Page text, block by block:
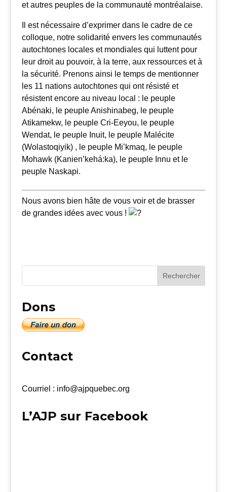
et autres peuples de la communauté montréalaise.
Il est nécessaire d’exprimer dans le cadre de ce
colloque, notre solidarité envers les communautés
autochtones locales et mondiales qui luttent pour
leur droit au pouvoir, à la terre, aux ressources et à
la sécurité. Prenons ainsi le temps de mentionner
les 11 nations autochtones qui ont résisté et
résistent encore au niveau local : le peuple
Abénaki, le peuple Anishinabeg, le peuple
Atikamekw, le peuple Cri-Eeyou, le peuple
Wendat, le peuple Inuit, le peuple Malécite
(Wolastoqiyik) , le peuple Mi’kmaq, le peuple
Mohawk (Kanien’kehá:ka), le peuple Innu et le
peuple Naskapi.
Nous avons bien hâte de vous voir et de brasser
de grandes idées avec vous !
Dons
Contact
Courriel : info@ajpquebec.org
L’AJP sur Facebook